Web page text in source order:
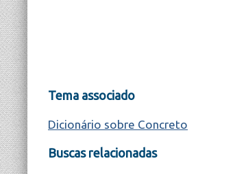
Tema associado
Dicionário sobre Concreto
Buscas relacionadas